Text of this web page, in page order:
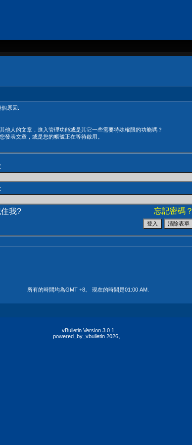
原因:
他人的文章，進入管理功能或是其它一些需要特殊權限的功能嗎？
發表文章，或是您的帳號正在等待啟用。
忘記密碼？
我?
所有的時間均為GMT +8。 現在的時間是01:00 AM
vBulletin Version 3.0.1
powered_by_vbulletin 2026。